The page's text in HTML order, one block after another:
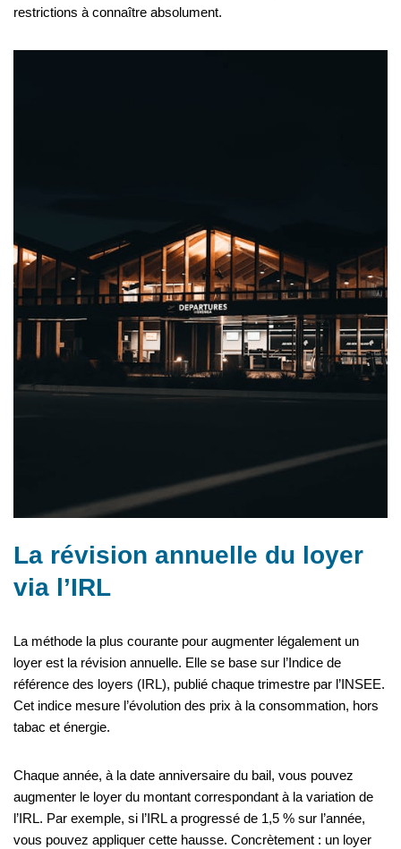
restrictions à connaître absolument.
La révision annuelle du loyer
via l’IRL
La méthode la plus courante pour augmenter légalement un
loyer est la révision annuelle. Elle se base sur l’Indice de
référence des loyers (IRL), publié chaque trimestre par l’INSEE.
Cet indice mesure l’évolution des prix à la consommation, hors
tabac et énergie.
Chaque année, à la date anniversaire du bail, vous pouvez
augmenter le loyer du montant correspondant à la variation de
l’IRL. Par exemple, si l’IRL a progressé de 1,5 % sur l’année,
vous pouvez appliquer cette hausse. Concrètement : un loyer